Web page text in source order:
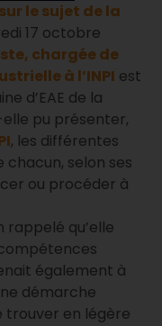
le sujet de la
17 octobre
chargée de
à l’INPI est
d’EAE de la
elle pu présenter,
, les différentes
selon ses
ou procéder à
rappelé qu’elle
également à
démarche
trouver en légère